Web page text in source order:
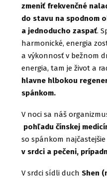
zmeniť frekvenčné
do stavu na spodnom
a jednoducho zaspať.
harmonické, energia
a výkonnosť v bežnom
energia, tam je život a
hlavne hlbokou
spánkom.
V noci sa náš
pohľadu čínskej
so spánkom najčastejšie
v srdci a pečeni,
V srdci sídli duch Shen